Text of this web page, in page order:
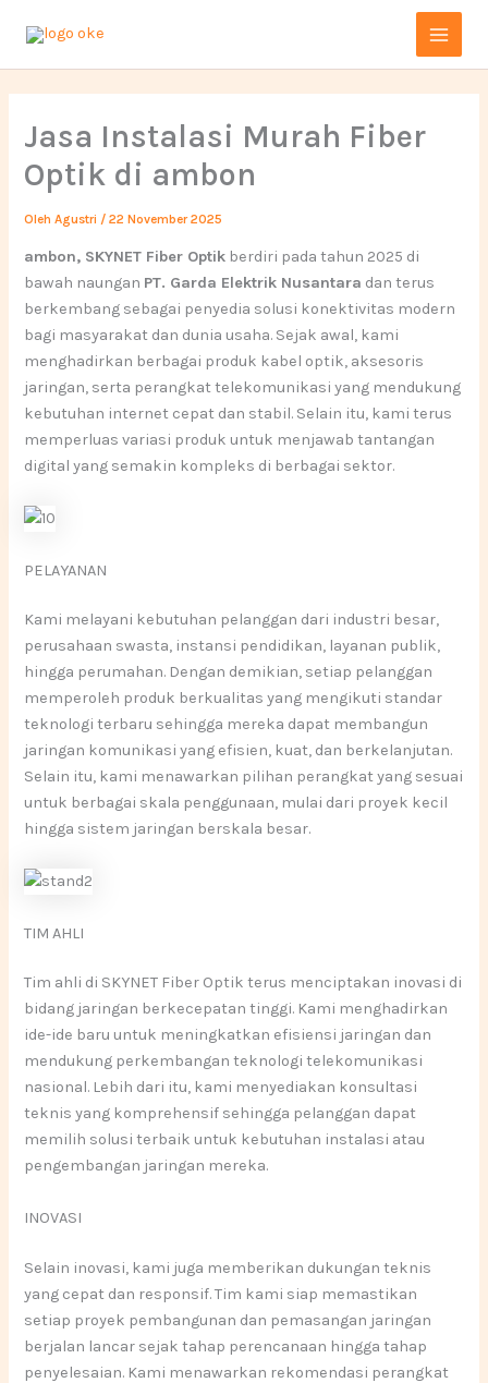
Main
Menu
Jasa Instalasi Murah Fiber
Optik di ambon
OlehAgustri /22 November 2025
ambon, SKYNET Fiber Optik berdiri pada tahun 2025 di
bawah naungan PT. Garda Elektrik Nusantara dan terus
berkembang sebagai penyedia solusi konektivitas modern
bagi masyarakat dan dunia usaha. Sejak awal, kami
menghadirkan berbagai produk kabel optik, aksesoris
jaringan, serta perangkat telekomunikasi yang mendukung
kebutuhan internet cepat dan stabil. Selain itu, kami terus
memperluas variasi produk untuk menjawab tantangan
digital yang semakin kompleks di berbagai sektor.
PELAYANAN
Kami melayani kebutuhan pelanggan dari industri besar,
perusahaan swasta, instansi pendidikan, layanan publik,
hingga perumahan. Dengan demikian, setiap pelanggan
memperoleh produk berkualitas yang mengikuti standar
teknologi terbaru sehingga mereka dapat membangun
jaringan komunikasi yang efisien, kuat, dan berkelanjutan.
Selain itu, kami menawarkan pilihan perangkat yang sesuai
untuk berbagai skala penggunaan, mulai dari proyek kecil
hingga sistem jaringan berskala besar.
TIM AHLI
Tim ahli di SKYNET Fiber Optik terus menciptakan inovasi di
bidang jaringan berkecepatan tinggi. Kami menghadirkan
ide-ide baru untuk meningkatkan efisiensi jaringan dan
mendukung perkembangan teknologi telekomunikasi
nasional. Lebih dari itu, kami menyediakan konsultasi
teknis yang komprehensif sehingga pelanggan dapat
memilih solusi terbaik untuk kebutuhan instalasi atau
pengembangan jaringan mereka.
INOVASI
Selain inovasi, kami juga memberikan dukungan teknis
yang cepat dan responsif. Tim kami siap memastikan
setiap proyek pembangunan dan pemasangan jaringan
berjalan lancar sejak tahap perencanaan hingga tahap
penyelesaian. Kami menawarkan rekomendasi perangkat